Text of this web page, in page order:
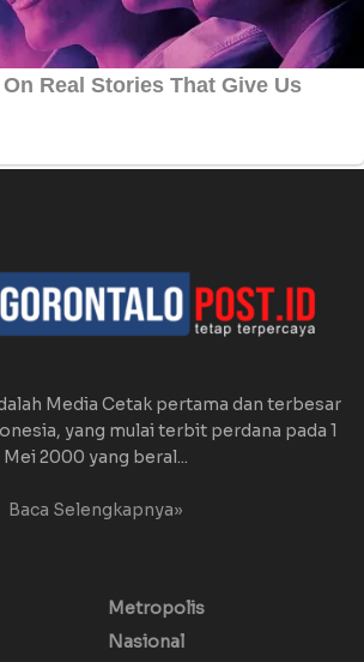
Media Cetak pertama dan terbesar
yang mulai terbit perdana pada 1
Mei 2000 yang beral...
Baca Selengkapnya»
Metropolis
Nasional